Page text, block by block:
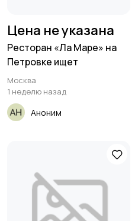
Цена не указана
Ресторан «Ла Маре» на
Петровке ищет
Москва
1 неделю назад
Аноним